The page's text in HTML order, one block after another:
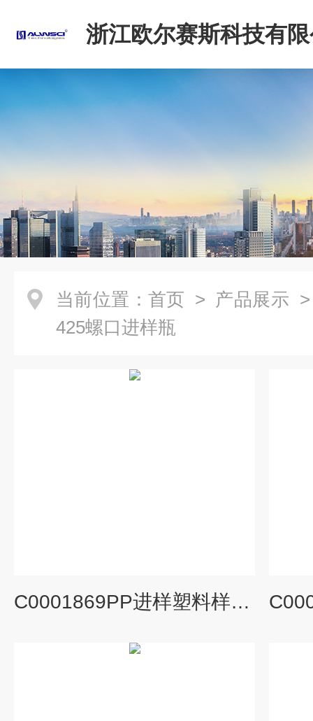
浙江欧尔赛斯科技有
当前位置： 首页 > 产品展示
425螺口进样瓶
C0001869PP进样塑料样品瓶9-425焊接平底内插管0.7mL